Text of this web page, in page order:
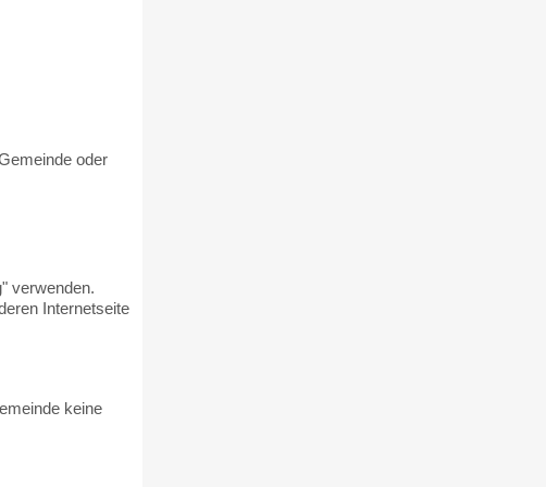
oder
verwenden.
Internetseite
keine